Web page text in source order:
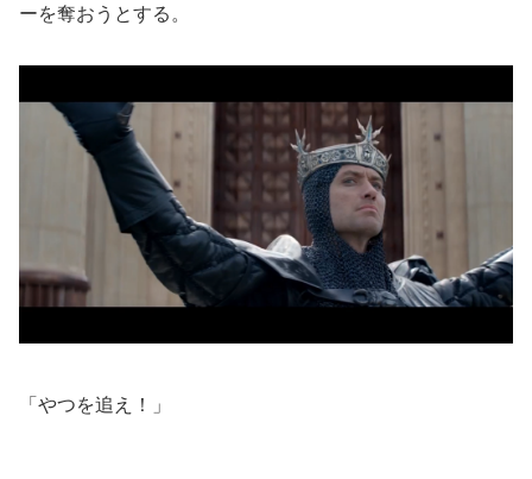
ーを奪おうとする。
「やつを追え！」